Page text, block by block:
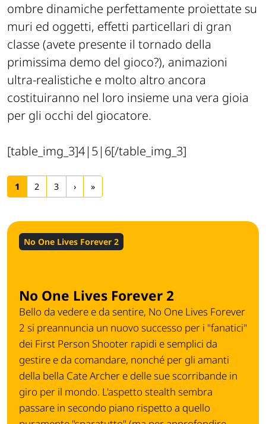
ombre dinamiche perfettamente proiettate su
muri ed oggetti, effetti particellari di gran
classe (avete presente il tornado della
primissima demo del gioco?), animazioni
ultra-realistiche e molto altro ancora
costituiranno nel loro insieme una vera gioia
per gli occhi del giocatore.
[table_img_3]4|5|6[/table_img_3]
1 2 3 › »
No One Lives Forever 2
No One Lives Forever 2
Bello da vedere e da sentire, No One Lives Forever
2 si preannuncia un nuovo successo per i "fanatici"
dei First Person Shooter rapidi e semplici da
gestire e da comandare, nonché per gli amanti
della bella Cate Archer e delle sue scorribande in
giro per il mondo. L'aspetto stealth sembra
passare in secondo piano rispetto a quello